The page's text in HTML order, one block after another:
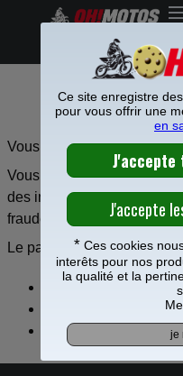
Frais de
PAYER EN
Vous pouvez choisir
Vous serez alors redirigé
des informations sont
fraude.
Le paiement en 3 fois
1ère échéance à la
2ème échéance un
3ème échéance
Ce site enregistre
pour vous offrir une
en
*Ces cookies
interêts pour nos
la qualité et la